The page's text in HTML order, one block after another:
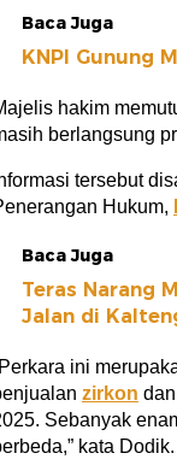
Baca Juga
KNPI Gunung
hakim
berlangsung
tersebut
Hukum,
Baca Juga
Teras Narang
Jalan di
ini
zirkon
Sebanyak
kata Dodik.